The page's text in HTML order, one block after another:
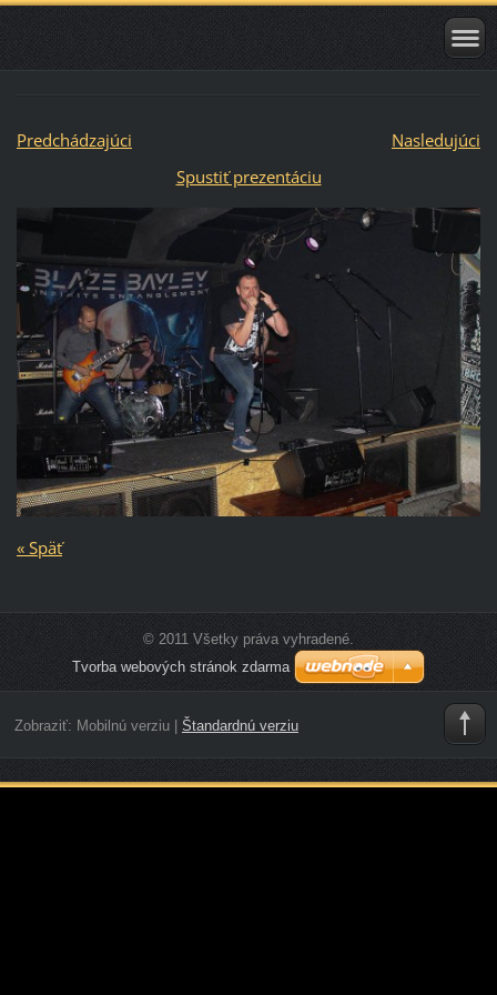
Predchádzajúci
Nasledujúci
Spustiť prezentáciu
« Späť
© 2011 Všetky práva vyhradené.
Tvorba webových stránok zdarma
Zobraziť: Mobilnú verziu| Štandardnú verziu